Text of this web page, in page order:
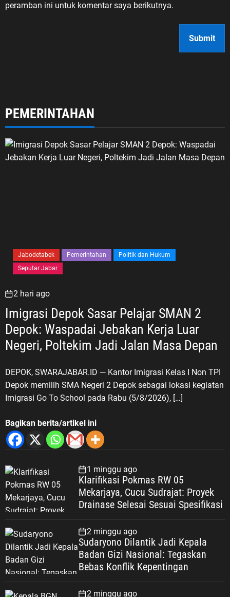
peramban ini untuk komentar saya berikutnya.
PEMERINTAHAN
Jabodetabek Pemerintahan
Politik dan Hukum
Seputar Jabar
2 hari ago
Imigrasi Depok Sasar Pelajar SMAN 2
Depok: Waspadai Jebakan Kerja Luar
DEPOK, SWARAJABAR.ID — Kantor Imigrasi Kelas I Non TPI
Depok memilih SMA Negeri 2 Depok sebagai lokasi kegiatan
Imigrasi Go To School pada Rabu (5/8/2026), […]
Bagikan berita/artikel ini
1 minggu ago
Klarifikasi Pokmas RW 05
Mekarjaya, Cucu Sudrajat: Proyek
Drainase Selesai Sesuai Spesifikasi
2 minggu ago
Sudaryono Dilantik Jadi Kepala
Badan Gizi Nasional: Tegaskan
Bebas Konflik Kepentingan
2 minggu ago